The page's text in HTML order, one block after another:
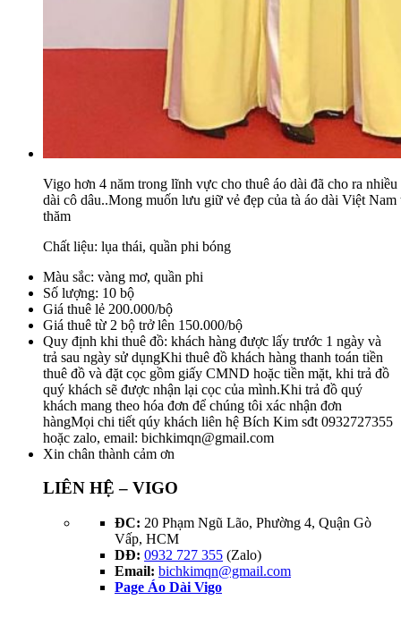
Vigo hơn 4 năm trong lĩnh vực cho thuê áo dài đã cho ra
dài cô dâu..Mong muốn lưu giữ vẻ đẹp của tà áo dài Việt
thăm
Chất liệu: lụa thái, quần phi bóng
Màu sắc: vàng mơ, quần phi
Số lượng: 10 bộ
Giá thuê lẻ 200.000/bộ
Giá thuê từ 2 bộ trở lên 150.000/bộ
Quy định khi thuê đồ: khách hàng được lấy trước 1 ngày và
trả sau ngày sử dụngKhi thuê đồ khách hàng thanh toán tiền
thuê đồ và đặt cọc gồm giấy CMND hoặc tiền mặt, khi trả đồ
quý khách sẽ được nhận lại cọc của mình.Khi trả đồ quý
khách mang theo hóa đơn để chúng tôi xác nhận đơn
hàngMọi chi tiết qúy khách liên hệ Bích Kim sđt 0932727355
hoặc zalo, email: bichkimqn@gmail.com
Xin chân thành cảm ơn
LIÊN HỆ – VIGO
ĐC: 20 Phạm Ngũ Lão, Phường 4, Quận Gò
Vấp, HCM
DĐ: 0932 727 355 (Zalo)
Email: bichkimqn@gmail.com
Page Áo Dài Vigo